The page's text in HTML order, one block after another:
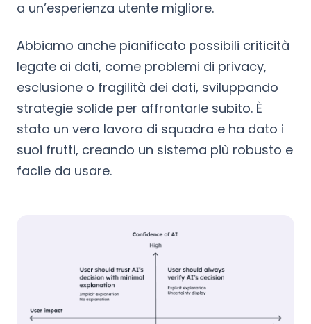
a un’esperienza utente migliore.
Abbiamo anche pianificato possibili criticità
legate ai dati, come problemi di privacy,
esclusione o fragilità dei dati, sviluppando
strategie solide per affrontarle subito. È
stato un vero lavoro di squadra e ha dato i
suoi frutti, creando un sistema più robusto e
facile da usare.